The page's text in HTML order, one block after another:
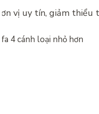
vị uy tín, giảm thiểu